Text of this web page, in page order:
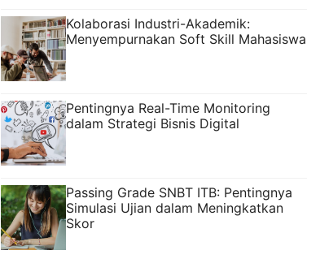
Kolaborasi Industri-Akademik:
Menyempurnakan Soft Skill Mahasiswa
Pentingnya Real-Time Monitoring
dalam Strategi Bisnis Digital
Passing Grade SNBT ITB: Pentingnya
Simulasi Ujian dalam Meningkatkan
Skor